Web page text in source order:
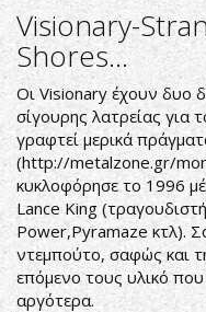
blóði
og
anda
Visionary-
Shores...
Οι Visionary έχουν δυο
σίγουρης λατρείας
γραφτεί μερικά
(http://metalzone.gr/
κυκλοφόρησε το 1996
Lance King
Power,Pyramaze κτλ).
ντεμπούτο, σαφώς και
επόμενο τους υλικό
αργότερα.